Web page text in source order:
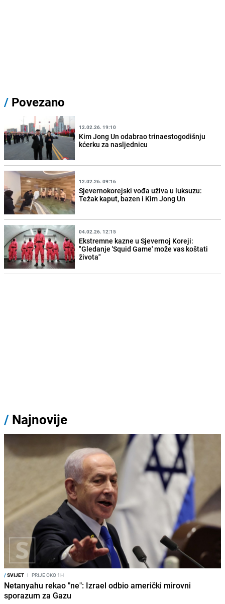
/ Povezano
12.02.26. 19:10
Kim Jong Un odabrao trinaestogodišnju
kćerku za nasljednicu
12.02.26. 09:16
Sjevernokorejski vođa uživa u luksuzu:
Težak kaput, bazen i Kim Jong Un
04.02.26. 12:15
Ekstremne kazne u Sjevernoj Koreji:
"Gledanje 'Squid Game' može vas koštati
života"
/ Najnovije
/SVIJET I PRIJE OKO 1H
Netanyahu rekao "ne": Izrael odbio američki mirovni
sporazum za Gazu